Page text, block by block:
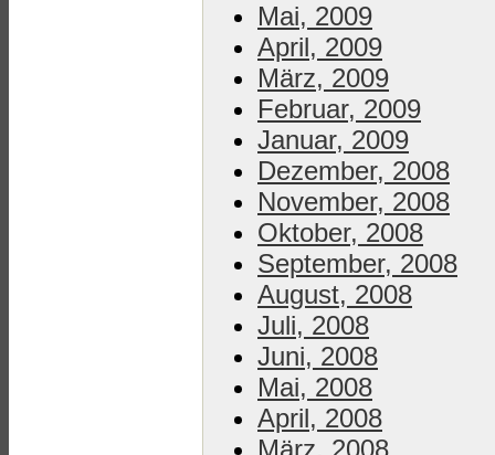
Mai, 2009
April, 2009
März, 2009
Februar, 2009
Januar, 2009
Dezember, 2008
November, 2008
Oktober, 2008
September, 2008
August, 2008
Juli, 2008
Juni, 2008
Mai, 2008
April, 2008
März, 2008